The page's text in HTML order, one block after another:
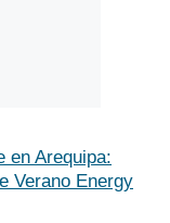
en Arequipa:
Verano Energy